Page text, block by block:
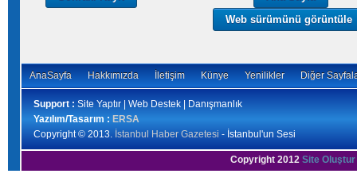
Web sürümünü görüntüle
AnaSayfa Hakkımızda İletişim Künye Yenilikler Diğer
Support : Site Yaptır | Web Destek | Danışmanlık
Yazılım/Tasarım : ERSA
Copyright © 2013. İstanbul Haber Gazetesi - İstanbul'un Sesi
Copyright 2012 Site Oluştur